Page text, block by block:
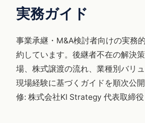
実務ガイド
事業承継・M&A検討者向けの実務
約しています。後継者不在の解決
場、株式譲渡の流れ、業種別バリュ
現場経験に基づくガイドを順次公
修: 株式会社KI Strategy 代表取締役